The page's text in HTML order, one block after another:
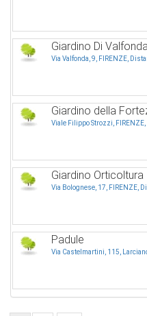
Giardino Di Valfonda
Via Valfonda, 9, FIRENZE,
Giardino della
Viale Filippo Strozzi,
Giardino Orticoltura
Via Bolognese, 17, FIRENZE,
Padule
Via Castelmartini, 115,